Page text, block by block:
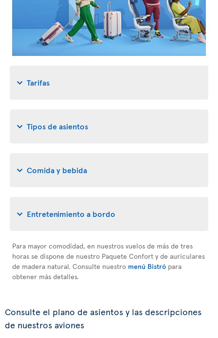
Tarifas
Tipos de asientos
Comida y bebida
Entretenimiento a bordo
Para mayor comodidad, en nuestros vuelos de más de tres
horas se dispone de nuestro Paquete Confort y de auriculares
de madera natural. Consulte nuestro menú Bistró para
obtener más detalles.
Consulte el plano de asientos y las descripciones
de nuestros aviones